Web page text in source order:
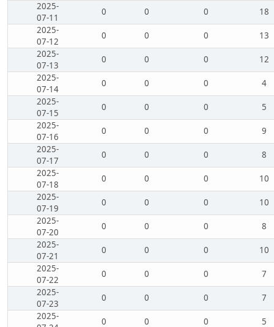
2025-
07-11
0 0 0
18
2025-
07-12
0 0 0
13
2025-
07-13
0 0 0
12
2025-
07-14
0 0 0
4
2025-
07-15
0 0 0
5
2025-
07-16
0 0 0
9
2025-
07-17
0 0 0
8
2025-
07-18
0 0 0
10
2025-
07-19
0 0 0
10
2025-
07-20
0 0 0
8
2025-
07-21
0 0 0
10
2025-
07-22
0 0 0
7
2025-
07-23
0 0 0
7
2025-
0 0 0
5